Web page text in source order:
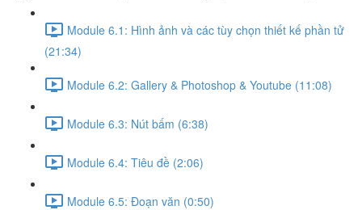
Module 6.1: Hình ảnh và các tùy chọn thiết kế phần tử
(21:34)
Module 6.2: Gallery & Photoshop & Youtube (11:08)
Module 6.3: Nút bấm (6:38)
Module 6.4: Tiêu đề (2:06)
Module 6.5: Đoạn văn (0:50)